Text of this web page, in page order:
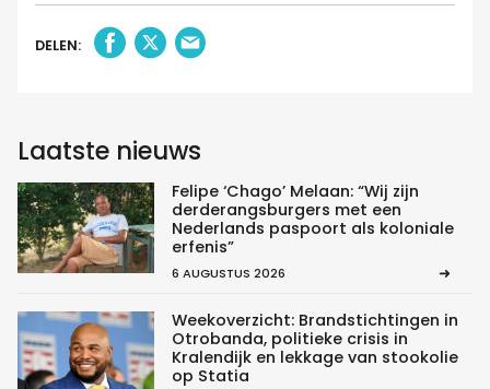
DELEN:
Laatste nieuws
Felipe ‘Chago’ Melaan: “Wij zijn
derderangsburgers met een
Nederlands paspoort als koloniale
erfenis”
6 AUGUSTUS 2026
Weekoverzicht: Brandstichtingen in
Otrobanda, politieke crisis in
Kralendijk en lekkage van stookolie
op Statia